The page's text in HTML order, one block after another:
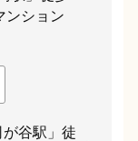
ション
が谷駅」徒